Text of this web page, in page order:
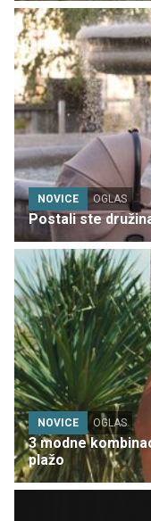
NOVICE OGLAS
Postali ste
NOVICE OGLAS
3 modne
plažo